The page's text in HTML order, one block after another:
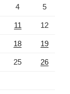
4 5
11 12
18 19
25 26